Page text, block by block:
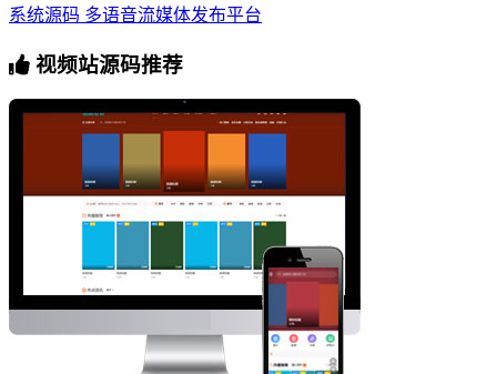
系统源码 多语音流媒体发布平台
视频站源码推荐